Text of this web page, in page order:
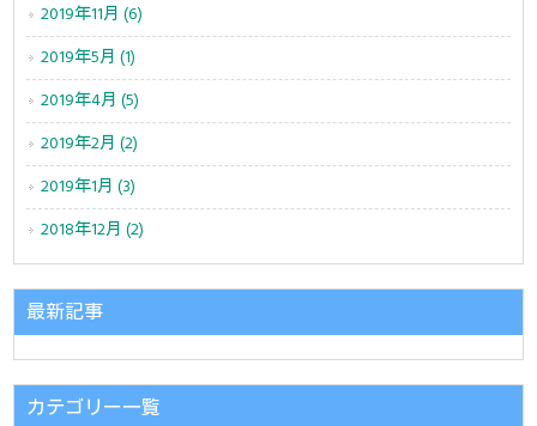
2019年11月 (6)
2019年5月 (1)
2019年4月 (5)
2019年2月 (2)
2019年1月 (3)
2018年12月 (2)
最新記事
カテゴリー一覧